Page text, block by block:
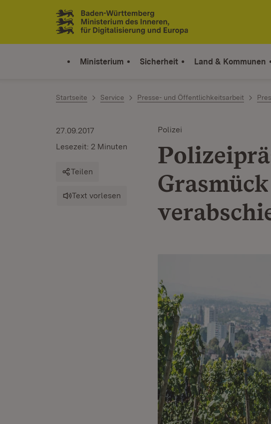
Zum Inhalt springen
Link zur Startseite
Ministerium Sicherheit Land & Kommunen
Startseite Service Presse- und Öffentlichkeitsarbeit
Polizei
27.09.2017
Lesezeit: 2 Minuten
Teilen
Text vorlesen